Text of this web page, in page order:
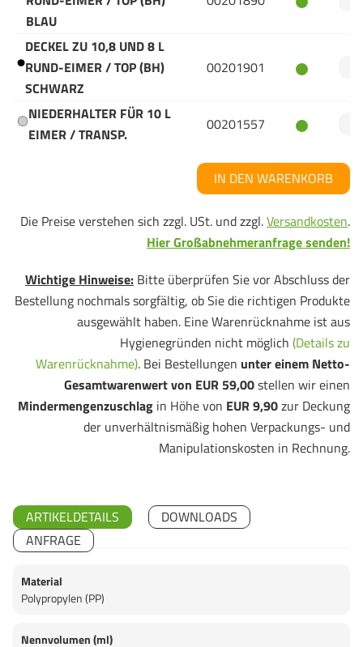
BLAU
DECKEL ZU 10,8 UND 8 L
RUND-EIMER / TOP (BH)
SCHWARZ
00201901
NIEDERHALTER FÜR 10 L
EIMER / TRANSP.
00201557
IN DEN WARENKORB
Die Preise verstehen sich zzgl. USt. und zzgl.Versandkosten.
Hier Großabnehmeranfrage senden!
Wichtige Hinweise: Bitte überprüfen Sie vor Abschluss der
Bestellung nochmals sorgfältig, ob Sie die richtigen Produkte
ausgewählt haben. Eine Warenrücknahme ist aus
Hygienegründen nicht möglich (Details zu
Warenrücknahme). Bei Bestellungen unter einem Netto-
Gesamtwarenwert von EUR 59,00stellen wir einen
Mindermengenzuschlag in Höhe von EUR 9,90zur Deckung
der unverhältnismäßig hohen Verpackungs- und
Manipulationskosten in Rechnung.
ARTIKELDETAILS
Material
Polypropylen (PP)
Nennvolumen (ml)
DOWNLOADS
ANFRAGE